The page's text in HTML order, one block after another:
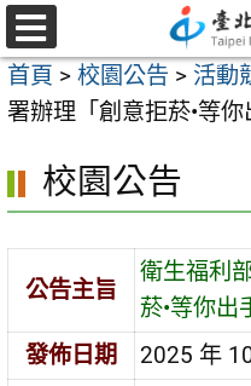
跳
至
主
要
容
選
單
首頁 > 校園公告 > 活動
署辦理「創意拒菸•等
校園公告
公告主旨
衛生福利
菸•等你出
發佈日期
2025 年